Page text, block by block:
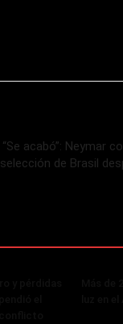
“Se acabó”: Neymar
selección de Brasil